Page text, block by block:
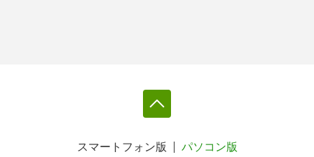
スマートフォン版 パソコン版